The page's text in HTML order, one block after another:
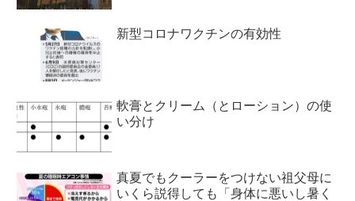
新型コロナワクチンの有効性
軟膏とクリーム（とローション）の使
い分け
真夏でもクーラーをつけない祖父母に
いくら説得しても「身体に悪いし暑く